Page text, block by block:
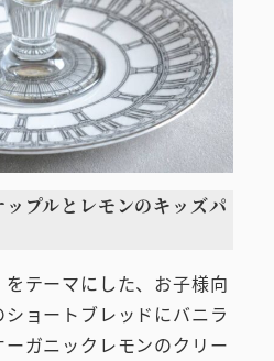
プルとレモンのキッズパ
テーマにした、お子様向
ョートブレッドにバニラ
ガニックレモンのクリー